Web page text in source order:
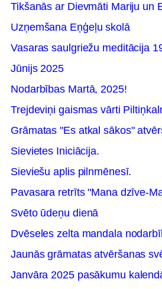
Tikšanās ar Dievmāti Mariju un
Uzņemšana Eņģeļu skolā
Vasaras saulgriežu meditācija
Jūnijs 2025
Nodarbības Martā, 2025!
Trejdeviņi gaismas vārti
Grāmatas "Es atkal sākos"
Sievietes Iniciācija.
Sieviešu aplis pilnmēnesī.
Pavasara retrīts "Mana dzīve-
Svēto ūdeņu dienā
Dvēseles zelta mandala
Jaunās grāmatas atvēršanas
Janvāra 2025 pasākumu